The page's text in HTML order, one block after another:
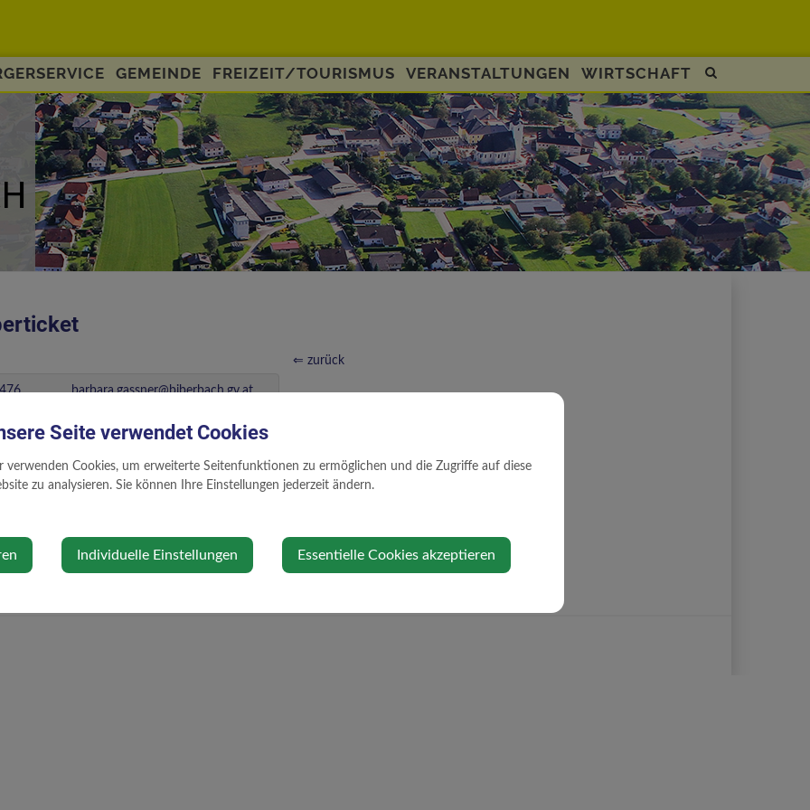
Site
search
toggle
GEMEINDE FREIZEIT/TOURISMUS VERANSTALTUNGEN WIRTSCHAFT
barbara.gassner@biberbach.gv.at
11
ingrid.gruber@biberbach.gv.at
andrea.krenslehner@biberbach.gv.at
⇐ zurück
Seite verwendet Cookies
verwenden Cookies, um erweiterte Seitenfunktionen zu ermöglichen und die Zugriffe auf diese
zu analysieren. Sie können Ihre Einstellungen jederzeit ändern.
Individuelle Einstellungen Essentielle Cookies akzeptieren